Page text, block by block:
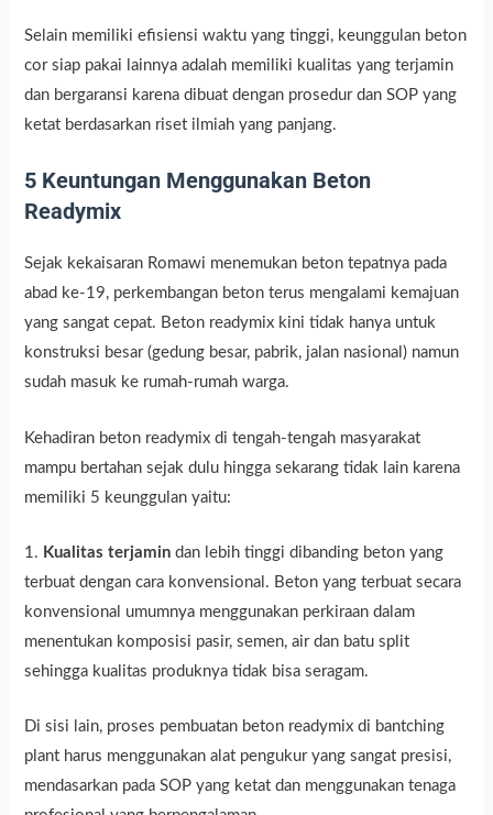
Selain memiliki efisiensi waktu yang tinggi, keunggulan beton
cor siap pakai lainnya adalah memiliki kualitas yang terjamin
dan bergaransi karena dibuat dengan prosedur dan SOP yang
ketat berdasarkan riset ilmiah yang panjang.
5 Keuntungan Menggunakan Beton
Readymix
Sejak kekaisaran Romawi menemukan beton tepatnya pada
abad ke-19, perkembangan beton terus mengalami kemajuan
yang sangat cepat. Beton readymix kini tidak hanya untuk
konstruksi besar (gedung besar, pabrik, jalan nasional) namun
sudah masuk ke rumah-rumah warga.
Kehadiran beton readymix di tengah-tengah masyarakat
mampu bertahan sejak dulu hingga sekarang tidak lain karena
memiliki 5 keunggulan yaitu:
1. Kualitas terjamindan lebih tinggi dibanding beton yang
terbuat dengan cara konvensional. Beton yang terbuat secara
konvensional umumnya menggunakan perkiraan dalam
menentukan komposisi pasir, semen, air dan batu split
sehingga kualitas produknya tidak bisa seragam.
Di sisi lain, proses pembuatan beton readymix di bantching
plant harus menggunakan alat pengukur yang sangat presisi,
mendasarkan pada SOP yang ketat dan menggunakan tenaga